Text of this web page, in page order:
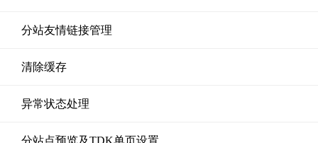
分站友情链接管理
清除缓存
异常状态处理
分站点预览及TDK单页设置